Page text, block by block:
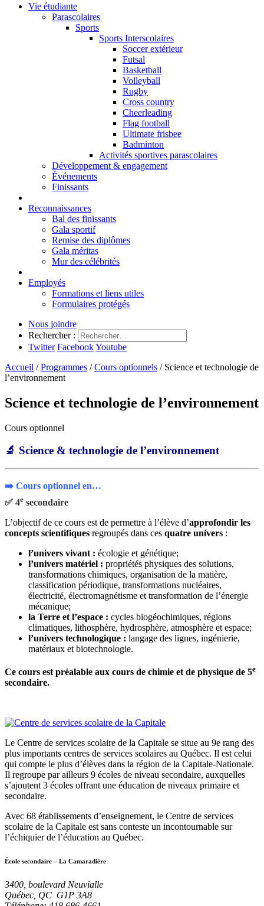
Vie étudiante
Parascolaires
Sports
Sports Interscolaires
Soccer extérieur
Futsal
Basketball
Volleyball
Rugby
Cross country
Cheerleading
Flag football
Ultimate frisbee
Badminton
Activités sportives parascolaires
Développement & engagement
Événements
Finissants
Reconnaissances
Bal des finissants
Gala sportif
Remise des diplômes
Gala méritas
Mur des célébrités
Employés
Formations et liens utiles
Formulaires protégés
Nous joindre
Rechercher :
Twitter FacebookYoutube
Accueil /Programmes /Cours optionnels / Science et technologie de
l’environnement
Science et technologie de l’environnement
Cours optionnel
🔬 Science & technologie de l’environnement
➡️ Cours optionnel en…
✅ 4e secondaire
L’objectif de ce cours est de permettre à l’élève d’approfondir les
concepts scientifiques regroupés dans ces quatre univers :
l’univers vivant : écologie et génétique;
l’univers matériel : propriétés physiques des solutions,
transformations chimiques, organisation de la matière,
classification périodique, transformations nucléaires,
électricité, électromagnétisme et transformation de l’énergie
mécanique;
la Terre et l’espace : cycles biogéochimiques, régions
climatiques, lithosphère, hydrosphère, atmosphère et espace;
l’univers technologique : langage des lignes, ingénierie,
matériaux et biotechnologie.
Ce cours est préalable aux cours de chimie et de physique de 5e
secondaire.
Le Centre de services scolaire de la Capitale se situe au 9e rang des
plus importants centres de services scolaires au Québec. Il est celui
qui compte le plus d’élèves dans la région de la Capitale-Nationale.
Il regroupe par ailleurs 9 écoles de niveau secondaire, auxquelles
s’ajoutent 3 écoles offrant une éducation de niveaux primaire et
secondaire.
Avec 68 établissements d’enseignement, le Centre de services
scolaire de la Capitale est sans conteste un incontournable sur
l’échiquier de l’éducation au Québec.
École secondaire – La Camaradière
3400, boulevard Neuvialle
Québec, QC G1P 3A8